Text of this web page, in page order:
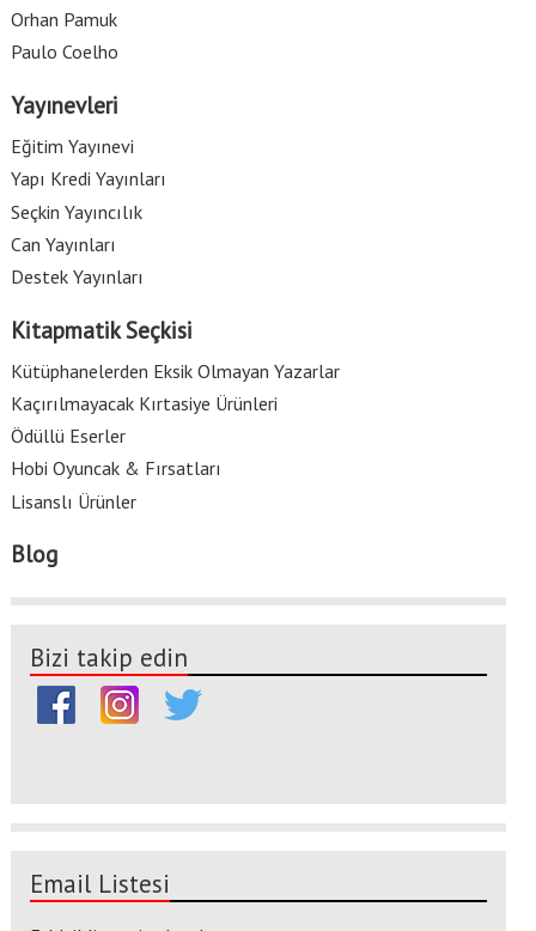
Orhan Pamuk
Paulo Coelho
Yayınevleri
Eğitim Yayınevi
Yapı Kredi Yayınları
Seçkin Yayıncılık
Can Yayınları
Destek Yayınları
Kitapmatik Seçkisi
Kütüphanelerden Eksik Olmayan Yazarlar
Kaçırılmayacak Kırtasiye Ürünleri
Ödüllü Eserler
Hobi Oyuncak & Fırsatları
Lisanslı Ürünler
Blog
Bizi takip edin
Email Listesi